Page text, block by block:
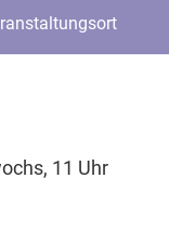
11 Uhr